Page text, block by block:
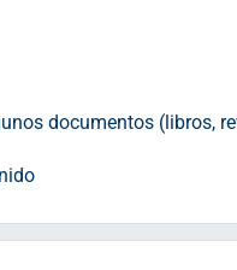
documentos (libros,